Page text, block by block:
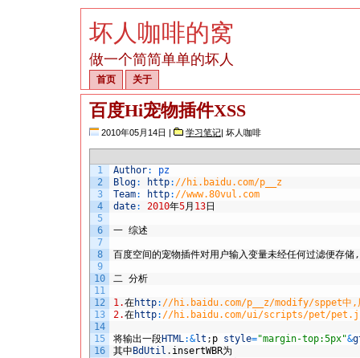
坏人咖啡的窝
做一个简简单单的坏人
首页 关于
百度Hi宠物插件XSS
2010年05月14日 | 学习笔记| 坏人咖啡
1
2
3
4
5
6
7
8
9
10
11
12
13
14
15
16
Author:
pz
Blog: http: //hi.baidu.com/p__z
Team: http: //www.80vul.com
date: 2010年5月 13日
一 综述
百度空间的宠物插件对用户输入变量未经任何过滤便存储,
二 分析
1.在http: //hi.baidu.com/p__z/modify/sppet中,用
2.在http: //hi.baidu.com/ui/scripts/pet/
将输出一段HTML:&lt ; p style="margin-top:5px"&
其中 BdUtil . insertWBR为